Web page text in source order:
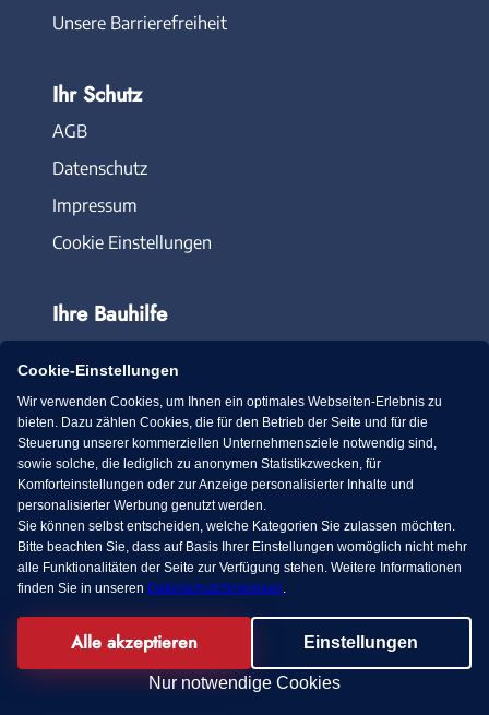
Unsere Barrierefreiheit
Ihr Schutz
AGB
Datenschutz
Impressum
Cookie Einstellungen
Ihre Bauhilfe
Hausprojekt anlegen
Baupartner finden
Baupartner werden
Hausanbieter anmelden
Cookie-Einstellungen
Wir verwenden Cookies, um Ihnen ein optimales Webseiten-Erlebnis zu
bieten. Dazu zählen Cookies, die für den Betrieb der Seite und für die
Steuerung unserer kommerziellen Unternehmensziele notwendig sind,
sowie solche, die lediglich zu anonymen Statistikzwecken, für
Komforteinstellungen oder zur Anzeige personalisierter Inhalte und
personalisierter Werbung genutzt werden.
Sie können selbst entscheiden, welche Kategorien Sie zulassen möchten.
Bitte beachten Sie, dass auf Basis Ihrer Einstellungen womöglich nicht mehr
alle Funktionalitäten der Seite zur Verfügung stehen. Weitere Informationen
finden Sie in unseren Datenschutzhinweisen.
Alle akzeptieren Einstellungen
Nur notwendige Cookies